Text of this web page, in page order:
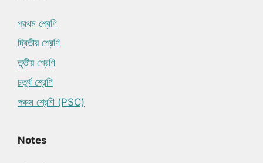
প্রথম শ্রেণি
দ্বিতীয় শ্রেণি
তৃতীয় শ্রেণি
চতুর্থ শ্রেণি
পঞ্চম শ্রেণি (PSC)
Notes